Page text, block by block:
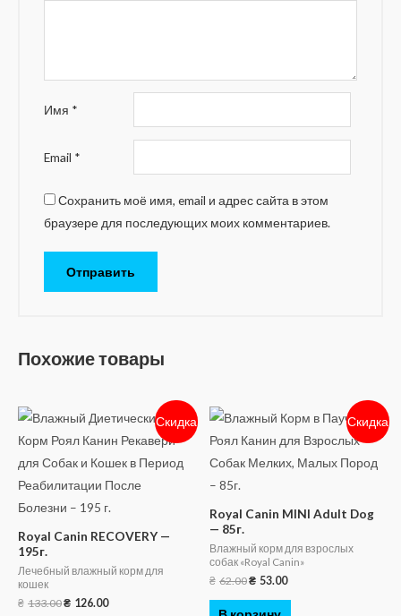
Имя *
Email *
Сохранить моё имя, email и адрес сайта в этом
браузере для последующих моих комментариев.
Похожие товары
Скидка
Royal Canin RECOVERY —
195г.
Лечебный влажный корм для
кошек
₴ 133.00₴ 126.00
Скидка
Royal Canin MINI Adult Dog
— 85г.
Влажный корм для взрослых
собак «Royal Canin»
₴ 62.00₴ 53.00